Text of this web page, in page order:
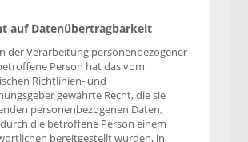
auf Datenübertragbarkeit
der Verarbeitung personenbezogener
Person hat das vom
Richtlinien- und
gewährte Recht, die sie
personenbezogenen Daten,
die betroffene Person einem
bereitgestellt wurden, in